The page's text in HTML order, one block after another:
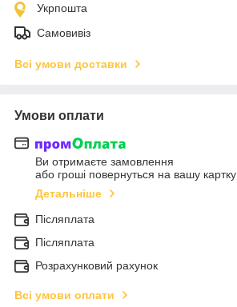
Укрпошта
Самовивіз
Всі умови доставки
Умови оплати
Ви отримаєте замовлення
або гроші повернуться на вашу картку
Детальніше
Післяплата
Післяплата
Розрахунковий рахунок
Всі умови оплати